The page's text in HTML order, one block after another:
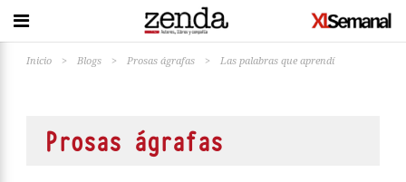
Inicio > Blogs > Prosas ágrafas > Las palabras que aprendí
Prosas ágrafas